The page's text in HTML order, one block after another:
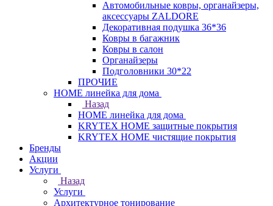
Автомобильные ковры, органайзеры,
аксессуары ZALDORE
Декоративная подушка 36*36
Ковры в багажник
Ковры в салон
Органайзеры
Подголовники 30*22
ПРОЧИЕ
HOME линейка для дома
Назад
HOME линейка для дома
KRYTEX HOME защитные покрытия
KRYTEX HOME чистящие покрытия
Бренды
Акции
Услуги
Назад
Услуги
Архитектурное тонирование